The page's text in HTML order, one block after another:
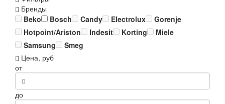
Бренды
Beko
Bosch Candy Electrolux
Gorenje
Hotpoint/Ariston
Indesit Korting
Miele
Samsung
Smeg
Цена, руб
от
до